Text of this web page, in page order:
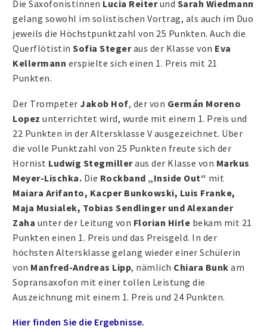
Die Saxofonistinnen Lucia Reiterund Sarah Wiedmann
gelang sowohl im solistischen Vortrag, als auch im Duo
jeweils die Höchstpunktzahl von 25 Punkten. Auch die
Querflötistin Sofia Stegeraus der Klasse von Eva
Kellermann erspielte sich einen 1. Preis mit 21
Punkten.
Der Trompeter Jakob Hof, der von Germán Moreno
Lopez unterrichtet wird, wurde mit einem 1. Preis und
22 Punkten in der Altersklasse V ausgezeichnet. Über
die volle Punktzahl von 25 Punkten freute sich der
Hornist Ludwig Stegmilleraus der Klasse von Markus
Meyer-Lischka. Die Rockband „Inside Out“ mit
Maiara Arifanto, Kacper Bunkowski, Luis Franke,
Maja Musialek, Tobias Sendlinger und Alexander
Zaha unter der Leitung von Florian Hirle bekam mit 21
Punkten einen 1. Preis und das Preisgeld. In der
höchsten Altersklasse gelang wieder einer Schülerin
von Manfred-Andreas Lipp, nämlich Chiara Bunk am
Sopransaxofon mit einer tollen Leistung die
Auszeichnung mit einem 1. Preis und 24 Punkten.
Hier finden Sie die Ergebnisse.